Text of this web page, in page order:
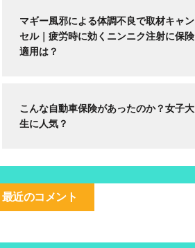
マギー風邪による体調不良で取材キャン
セル｜疲労時に効くニンニク注射に保険
適用は？
こんな自動車保険があったのか？女子大
生に人気？
最近のコメント